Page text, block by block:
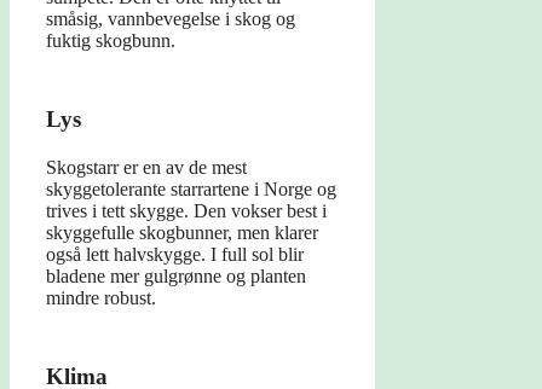
småsig, vannbevegelse i skog og
fuktig skogbunn.
Lys
Skogstarr er en av de mest
skyggetolerante starrartene i Norge og
trives i tett skygge. Den vokser best i
skyggefulle skogbunner, men klarer
også lett halvskygge. I full sol blir
bladene mer gulgrønne og planten
mindre robust.
Klima